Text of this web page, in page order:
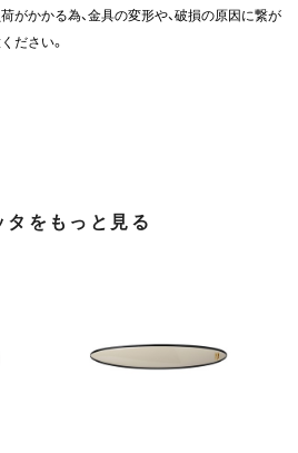
がかかる為、金具の変形や、破損の原因に繋が
ださい。
タをもっと見る